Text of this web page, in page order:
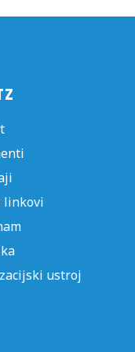
linkovi
ustroj